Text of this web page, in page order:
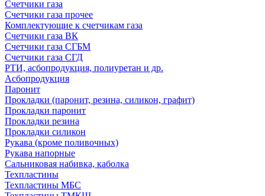
Счетчики газа
Счетчики газа прочее
Комплектующие к счетчикам газа
Счетчики газа ВК
Счетчики газа СГБМ
Счетчики газа СГД
РТИ, асбопродукция, полиуретан и др.
Асбопродукция
Паронит
Прокладки (паронит, резина, силикон, графит)
Прокладки паронит
Прокладки резина
Прокладки силикон
Рукава (кроме поливочных)
Рукава напорные
Сальниковая набивка, каболка
Техпластины
Техпластины МБС